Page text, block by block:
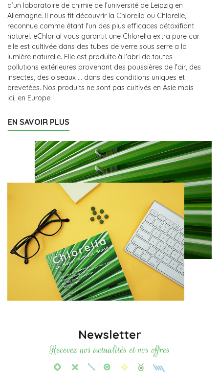
d’un laboratoire de chimie de l’université de Leipzig en
Allemagne. Il nous fit découvrir la Chlorella ou Chlorelle,
reconnue comme étant l'un des plus efficaces détoxifiant
naturel. eChlorial vous garantit une Chlorella extra pure car
elle est cultivée dans des tubes de verre sous serre a la
lumière naturelle. Elle est produite à l'abri de toutes
pollutions extérieures provenant des poussières de l'air, des
insectes, des oiseaux ... dans des conditions uniques et
brevetées. Nos produits ne sont pas cultivés en Asie mais
ici, en Europe !
EN SAVOIR PLUS
Newsletter
Recevez nos actualités et nos offres